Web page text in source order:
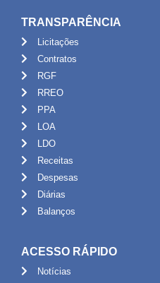
TRANSPARÊNCIA
Licitações
Contratos
RGF
RREO
PPA
LOA
LDO
Receitas
Despesas
Diárias
Balanços
ACESSO RÁPIDO
Notícias